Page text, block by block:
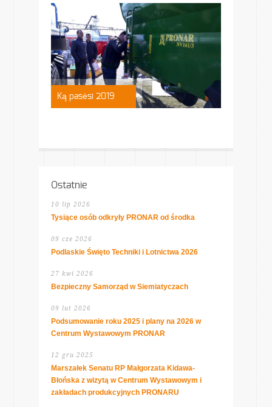
Ką pasėsi 2019
Ostatnie
10 lip 2026
Tysiące osób odkryły PRONAR od środka
09 cze 2026
Podlaskie Święto Techniki i Lotnictwa 2026
27 kwi 2026
Bezpieczny Samorząd w Siemiatyczach
09 lut 2026
Podsumowanie roku 2025 i plany na 2026 w
Centrum Wystawowym PRONAR
12 gru 2025
Marszałek Senatu RP Małgorzata Kidawa-
Błońska z wizytą w Centrum Wystawowym i
zakładach produkcyjnych PRONARU